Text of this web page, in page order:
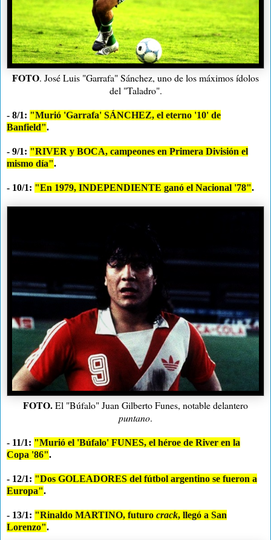
FOTO. José Luis "Garrafa" Sánchez, uno de los máximos ídolos
del "Taladro".
- 8/1: "Murió 'Garrafa' SÁNCHEZ, el eterno '10' de
Banfield".
- 9/1: "RIVER y BOCA, campeones en Primera División el
mismo día".
- 10/1: "En 1979, INDEPENDIENTE ganó el Nacional '78".
FOTO.El "Búfalo" Juan Gilberto Funes, notable delantero
puntano.
- 11/1: "Murió el 'Búfalo' FUNES, el héroe de River en la
Copa '86".
- 12/1: "Dos GOLEADORES del fútbol argentino se fueron a
Europa".
- 13/1: "Rinaldo MARTINO, futuro crack, llegó a San
Lorenzo".